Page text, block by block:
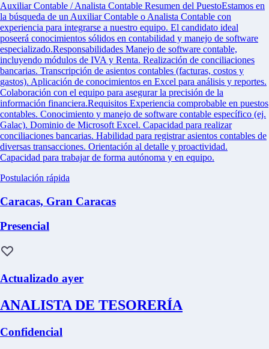
Auxiliar Contable / Analista Contable Resumen del PuestoEstamos en
la búsqueda de un Auxiliar Contable o Analista Contable con
experiencia para integrarse a nuestro equipo. El candidato ideal
poseerá conocimientos sólidos en contabilidad y manejo de software
especializado.Responsabilidades Manejo de software contable,
incluyendo módulos de IVA y Renta. Realización de conciliaciones
bancarias. Transcripción de asientos contables (facturas, costos y
gastos). Aplicación de conocimientos en Excel para análisis y reportes.
Colaboración con el equipo para asegurar la precisión de la
información financiera.Requisitos Experiencia comprobable en puestos
contables. Conocimiento y manejo de software contable específico (ej.
Galac). Dominio de Microsoft Excel. Capacidad para realizar
conciliaciones bancarias. Habilidad para registrar asientos contables de
diversas transacciones. Orientación al detalle y proactividad.
Capacidad para trabajar de forma autónoma y en equipo.
Postulación rápida
Caracas, Gran Caracas
Presencial
Actualizado ayer
ANALISTA DE TESORERÍA
Confidencial